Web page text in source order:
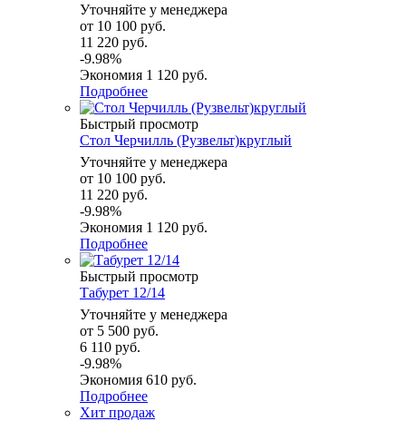
Уточняйте у менеджера
от 10 100 руб.
11 220 руб.
-9.98%
Экономия 1 120 руб.
Подробнее
Быстрый просмотр
Стол Черчилль (Рузвельт)круглый
Уточняйте у менеджера
от 10 100 руб.
11 220 руб.
-9.98%
Экономия 1 120 руб.
Подробнее
Быстрый просмотр
Табурет 12/14
Уточняйте у менеджера
от 5 500 руб.
6 110 руб.
-9.98%
Экономия 610 руб.
Подробнее
Хит продаж